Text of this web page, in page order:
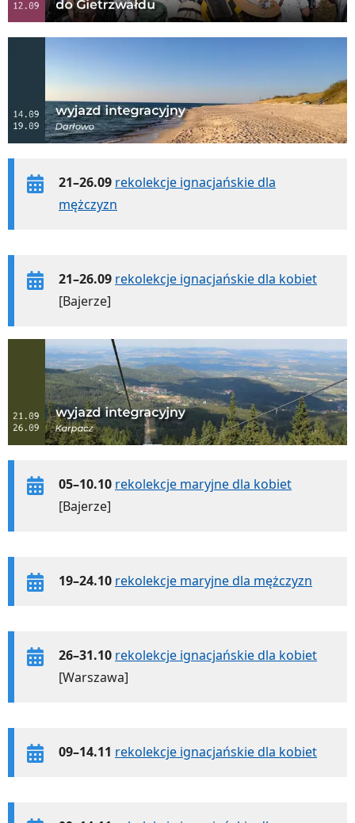
21–26.09 rekolekcje ignacjańskie dla
mężczyzn
21–26.09 rekolekcje ignacjańskie dla kobiet
[Bajerze]
05–10.10 rekolekcje maryjne dla kobiet
[Bajerze]
19–24.10 rekolekcje maryjne dla mężczyzn
26–31.10 rekolekcje ignacjańskie dla kobiet
[Warszawa]
09–14.11 rekolekcje ignacjańskie dla kobiet